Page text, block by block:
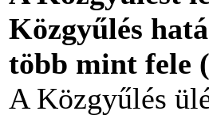
Közgyűlés
több mint fele
A Közgyűlés